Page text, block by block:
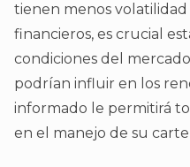
tienen menos
financieros, es crucial
condiciones del
podrían influir en los
informado le permitirá
en el manejo de su